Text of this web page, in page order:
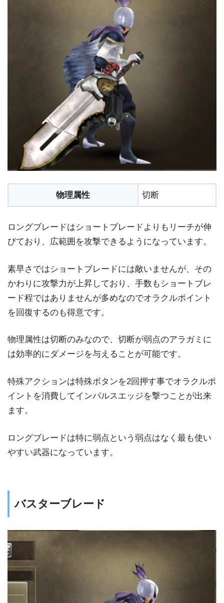
物理属性 切断
ロングブレードはショートブレードよりもリーチが伸
びており、広範囲を攻撃できるようになっています。
素早さではショートブレードには敵いませんが、その
かわりに攻撃力が上昇しており、手数もショートブレ
ード程ではありませんが多めなのでオラクルポイント
を回復するのも得意です。
物理属性は切断のみなので、切断が弱点のアラガミに
は効率的にダメージを与えることが可能です。
特殊アクションは特殊ボタンを2回押す事でオラクルポ
イントを消費してインパルスエッジを撃つことが出来
ます。
ロングブレードは特に弱点という弱点はなく最も使い
やすい武器になっています。
バスターブレード